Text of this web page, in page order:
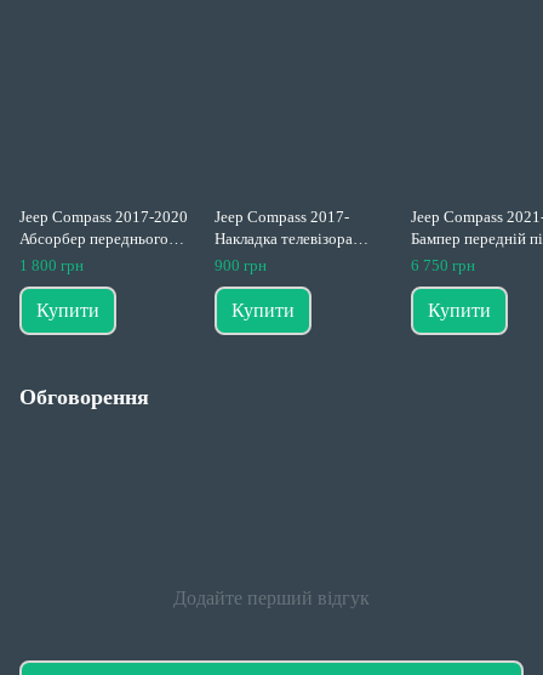
Jeep Compass 2017-2020
Абсорбер переднього
бампера 68243829AA
1 800 грн
Купити
Jeep Compass 2017-
Накладка телевізора
накладка передньої
верх 55112645AA
900 грн
Купити
Jeep Compass
Бампер передній
пакртроніки
6 750 грн
Купити
Обговорення
Додайте перший відгук